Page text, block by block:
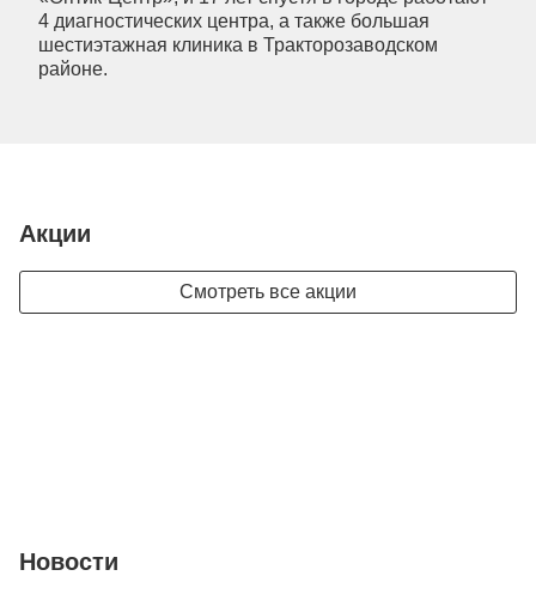
4 диагностических центра, а также большая
шестиэтажная клиника в Тракторозаводском
районе.
Акции
Смотреть все акции
Новости